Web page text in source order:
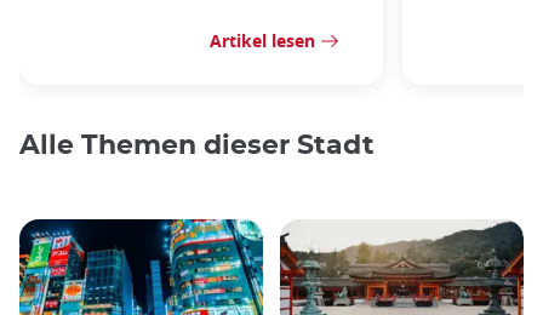
Artikel lesen
Alle Themen dieser Stadt